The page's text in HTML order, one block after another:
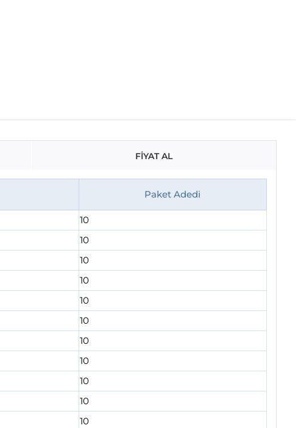
FİYAT AL
Paket Adedi
10
10
10
10
10
10
10
10
10
10
10